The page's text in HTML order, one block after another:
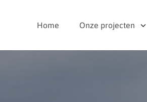
Home
Onze projecten